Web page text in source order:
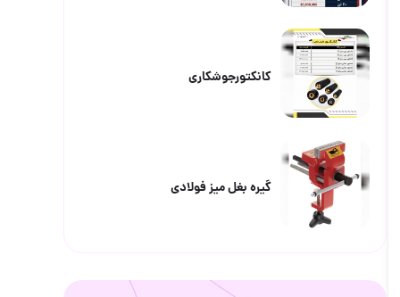
کانکتورجوشکاری
گیره بغل میز فولادی